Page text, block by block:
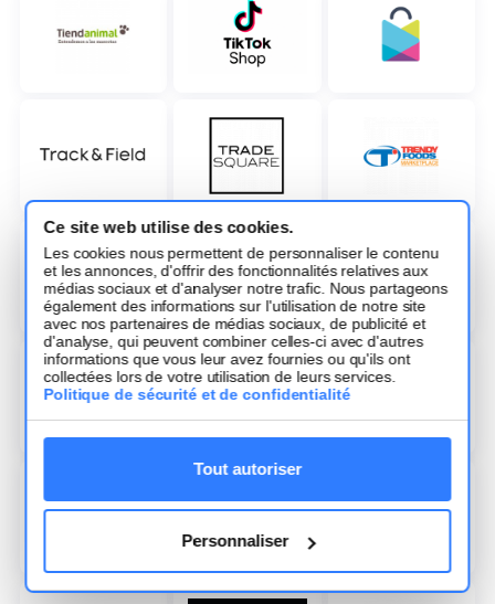
Ce site web utilise des cookies.
Les cookies nous permettent de personnaliser le contenu
et les annonces, d'offrir des fonctionnalités relatives aux
médias sociaux et d'analyser notre trafic. Nous partageons
également des informations sur l'utilisation de notre site
avec nos partenaires de médias sociaux, de publicité et
d'analyse, qui peuvent combiner celles-ci avec d'autres
informations que vous leur avez fournies ou qu'ils ont
collectées lors de votre utilisation de leurs services.
Politique de sécurité et de confidentialité
Tout autoriser
Personnaliser